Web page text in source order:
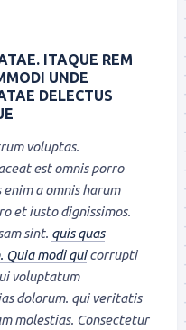
ITAQUE REM
UNDE
DELECTUS
voluptas.
est omnis porro
a omnis harum
et iusto dignissimos.
sint. quis quas
Quia modi quicorrupti
voluptatum
dolorum. qui veritatis
molestias. Consectetur